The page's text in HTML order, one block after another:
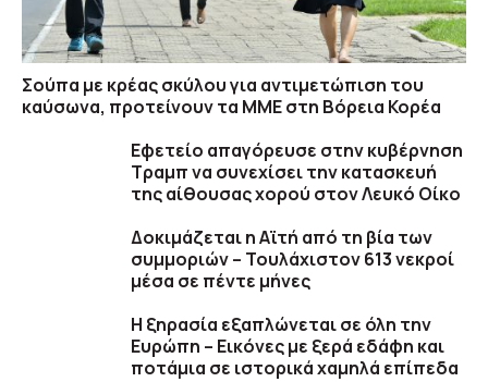
Σούπα με κρέας σκύλου για αντιμετώπιση του
καύσωνα, προτείνουν τα ΜΜΕ στη Βόρεια Κορέα
Εφετείο απαγόρευσε στην κυβέρνηση
Τραμπ να συνεχίσει την κατασκευή
της αίθουσας χορού στον Λευκό Οίκο
Δοκιμάζεται η Αϊτή από τη βία των
συμμοριών – Τουλάχιστον 613 νεκροί
μέσα σε πέντε μήνες
Η ξηρασία εξαπλώνεται σε όλη την
Ευρώπη – Εικόνες με ξερά εδάφη και
ποτάμια σε ιστορικά χαμηλά επίπεδα